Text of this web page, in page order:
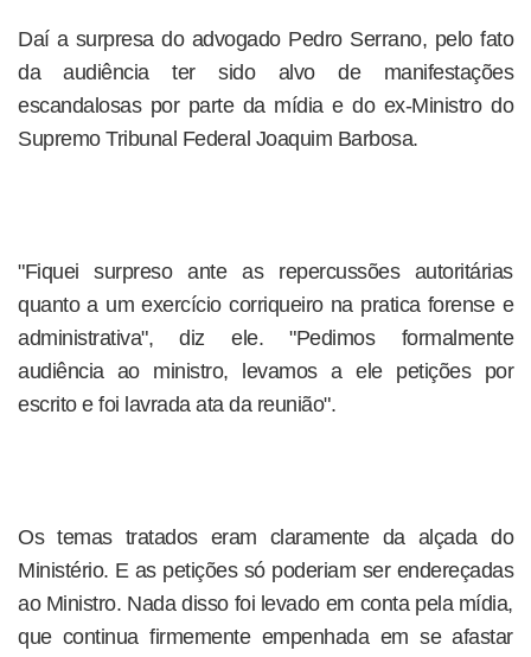
Daí a surpresa do advogado Pedro Serrano, pelo fato
da audiência ter sido alvo de manifestações
escandalosas por parte da mídia e do ex-Ministro do
Supremo Tribunal Federal Joaquim Barbosa.
"Fiquei surpreso ante as repercussões autoritárias
quanto a um exercício corriqueiro na pratica forense e
administrativa", diz ele. "Pedimos formalmente
audiência ao ministro, levamos a ele petições por
escrito e foi lavrada ata da reunião".
Os temas tratados eram claramente da alçada do
Ministério. E as petições só poderiam ser endereçadas
ao Ministro. Nada disso foi levado em conta pela mídia,
que continua firmemente empenhada em se afastar